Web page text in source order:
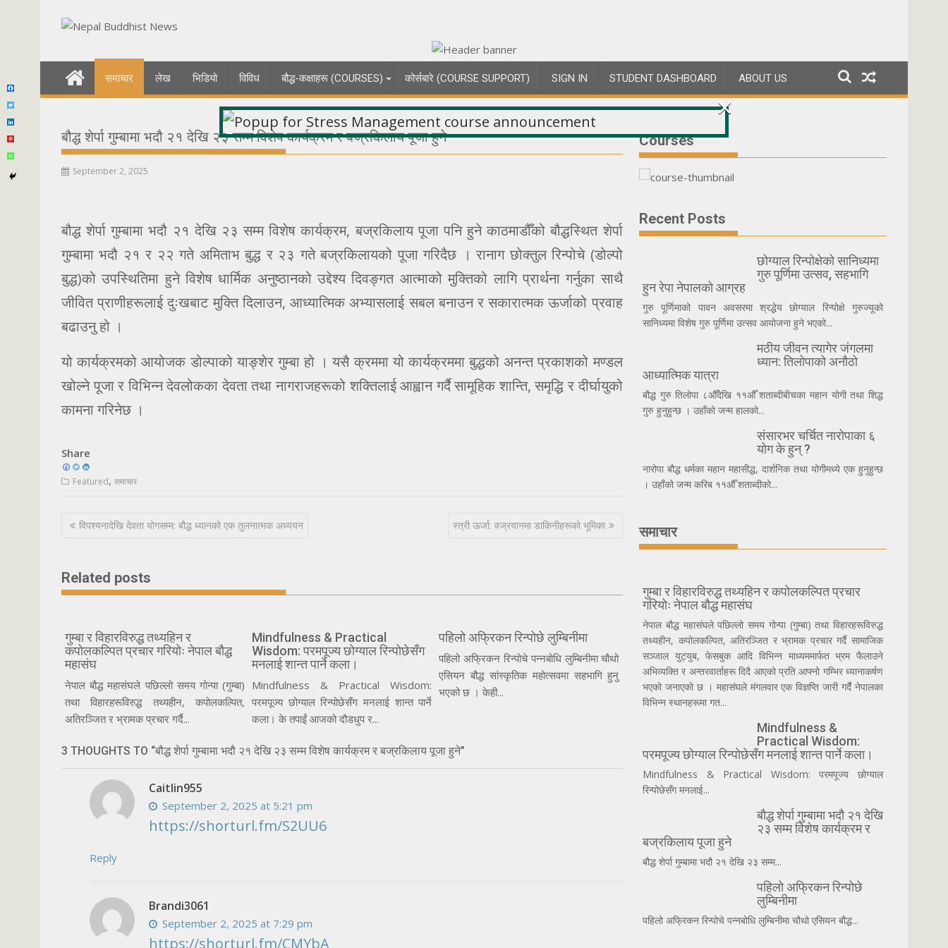
समाचार लेख भिडियो विविध बौद्ध-कक्षाहरू (COURSES) कोर्सबारे (COURSE SUPPORT) SIGN IN STUDENT DASHBOARD ABOUT US
बौद्ध शेर्पा गुम्बामा भदौ २१ देखि २३ सम्म विशेष कार्यक्रम र बज्रकिलाय पूजा हुने
September 2, 2025
बौद्ध शेर्पा गुम्बामा भदौ २१ देखि २३ सम्म विशेष कार्यक्रम, बज्रकिलाय पूजा पनि हुने काठमाडौँको बौद्धस्थित शेर्पा
गुम्बामा भदौ २१ र २२ गते अमिताभ बुद्ध र २३ गते बज्रकिलायको पूजा गरिदैछ । रानाग छोक्तुल रिन्पोचे (डोल्पो
बुद्ध)को उपस्थितिमा हुने विशेष धार्मिक अनुष्ठानको उद्देश्य दिवङ्गत आत्माको मुक्तिको लागि प्रार्थना गर्नुका साथै
जीवित प्राणीहरूलाई दुःखबाट मुक्ति दिलाउन, आध्यात्मिक अभ्यासलाई सबल बनाउन र सकारात्मक ऊर्जाको प्रवाह
बढाउनु हो ।
यो कार्यक्रमको आयोजक डोल्पाको याङ्शेर गुम्बा हो । यसै क्रममा यो कार्यक्रममा बुद्धको अनन्त प्रकाशको मण्डल
खोल्ने पूजा र विभिन्न देवलोकका देवता तथा नागराजहरूको शक्तिलाई आह्वान गर्दै सामूहिक शान्ति, समृद्धि र दीर्घायुको
कामना गरिनेछ ।
Share
Featured, समाचार
Post
विपश्यनादेखि देवता योगसम्म: बौद्ध ध्यानको एक तुलनात्मक अध्ययन स्त्री ऊर्जा: वज्रयानमा डाकिनीहरूको भूमिका
Related posts
गुम्बा र विहारविरुद्ध तथ्यहिन र
कपोलकल्पित प्रचार गरियोः नेपाल बौद्ध
महासंघ
नेपाल बौद्ध महासंघले पछिल्लो समय गोन्पा (गुम्बा)
तथा विहारहरूविरुद्ध तथ्यहीन, कपोलकल्पित,
अतिरञ्जित र भ्रामक प्रचार गर्दै...
Mindfulness & Practical
Wisdom: परमपूज्य छोग्याल रिन्पोछेसँग
मनलाई शान्त पार्ने कला।
Mindfulness & Practical Wisdom:
परमपूज्य छोग्याल रिन्पोछेसँग मनलाई शान्त पार्ने
कला। के तपाईं आजको दौडधुप र...
पहिलो अफ्रिकन रिन्पोछे लुम्बिनीमा
पहिलो अफ्रिकन रिन्पोचे पन्नबोधि लुम्बिनीमा चौथो
एसियन बौद्ध सांस्कृतिक महोत्सवमा सहभागि हुनु
भएको छ । केही...
3 THOUGHTS TO “बौद्ध शेर्पा गुम्बामा भदौ २१ देखि २३ सम्म विशेष कार्यक्रम र बज्रकिलाय पूजा हुने”
Caitlin955
September 2, 2025 at 5:21 pm
https://shorturl.fm/S2UU6
Reply
Brandi3061
September 2, 2025 at 7:29 pm
https://shorturl.fm/CMYbA
Courses
Recent Posts
छोग्याल रिन्पोक्षेको सानिध्यमा
गुरु पूर्णिमा उत्सव, सहभागि
हुन रेपा नेपालको आग्रह
गुरु पूर्णिमाको पावन अवसरमा श्रद्धेय छोग्याल रिन्पोक्षे गुरुज्यूको
सानिध्यमा विशेष गुरु पूर्णिमा उत्सव आयोजना हुने भएको...
मठीय जीवन त्यागेर जंगलमा
ध्यान: तिलोपाको अनौठो
आध्यात्मिक यात्रा
बौद्ध गुरु तिलोपा ८औँदेखि ११औँ शताब्दीबीचका महान योगी तथा शिद्ध
गुरु हुनुहुन्छ । उहाँको जन्म हालको...
संसारभर चर्चित नारोपाका ६
योग के हुन् ?
नारोपा बौद्ध धर्मका महान महासीद्ध, दार्शनिक तथा योगीमध्ये एक हुनुहुन्छ
। उहाँको जन्म करिब ११औँ शताब्दीको...
समाचार
गुम्बा र विहारविरुद्ध तथ्यहिन र कपोलकल्पित प्रचार
गरियोः नेपाल बौद्ध महासंघ
नेपाल बौद्ध महासंघले पछिल्लो समय गोन्पा (गुम्बा) तथा विहारहरूविरुद्ध
तथ्यहीन, कपोलकल्पित, अतिरञ्जित र भ्रामक प्रचार गर्दै सामाजिक
सञ्जाल युट्युब, फेसबुक आदि विभिन्न माध्यममार्फत भ्रम फैलाउने
अभिव्यक्ति र अन्तरवार्ताहरू दिदै आएको प्रति आफ्नो गम्भिर ध्यानाकर्षण
भएको जनाएको छ । महासंघले मंगलवार एक विज्ञप्ति जारी गर्दै नेपालका
विभिन्न स्थानहरूमा गत...
Mindfulness &
Practical Wisdom:
परमपूज्य छोग्याल रिन्पोछेसँग मनलाई शान्त पार्ने कला।
Mindfulness & Practical Wisdom: परमपूज्य छोग्याल
रिन्पोछेसँग मनलाई...
बौद्ध शेर्पा गुम्बामा भदौ २१ देखि
२३ सम्म विशेष कार्यक्रम र
बज्रकिलाय पूजा हुने
बौद्ध शेर्पा गुम्बामा भदौ २१ देखि २३ सम्म...
पहिलो अफ्रिकन रिन्पोछे
लुम्बिनीमा
पहिलो अफ्रिकन रिन्पोचे पन्नबोधि लुम्बिनीमा चौथो एसियन बौद्ध...
×